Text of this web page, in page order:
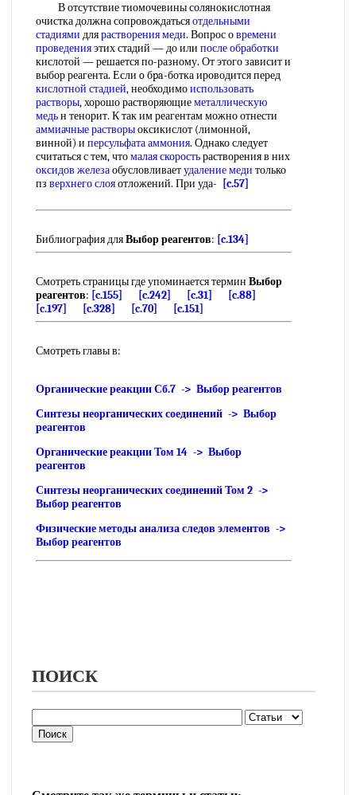
В отсутствие тиомочевины солянокислотная
очистка должна сопровождатьсяотдельными
стадиями длярастворения меди. Вопрос овремени
проведенияэтих стадий — до или после обработки
кислотой — решается по-разному. От этого зависит и
выбор реагента. Если o бpa-ботка ироводится перед
кислотной стадией, необходимоиспользовать
растворы, хорошо растворяющиеметаллическую
медьн тенорит. К так им реагентам можно отнести
аммиачные растворыоксикислот (лимонной,
винной) и персульфата аммония. Однако следует
считаться с тем, чтомалая скоростьрастворения в них
оксидов железаобусловливаетудаление меди только
пз верхнего слояотложений. При уда- [c.57]
Библиография дляВыбор реагентов: [c.134]
Смотреть страницы где упоминается термин Выбор
реагентов: [c.155] [c.242] [c.31]
[c.88]
[c.197]
[c.328] [c.70] [c.151]
Смотреть главы в:
Органические реакции Сб.7 -> Выбор реагентов
Синтезы неорганических соединений -> Выбор
реагентов
Органические реакции Том 14 -> Выбор
реагентов
Синтезы неорганических соединений Том 2 ->
Выбор реагентов
Физические методы анализа следов элементов ->
Выбор реагентов
ПОИСК